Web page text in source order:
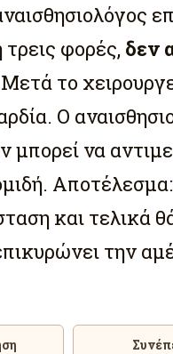
φορές, δεν
το
Ο
μπορεί να
και τελικά
την